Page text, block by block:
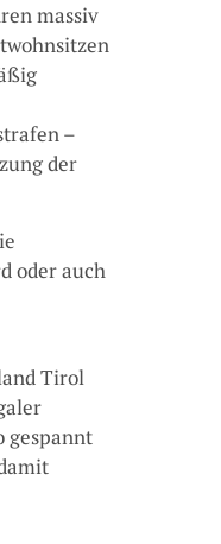
massiv
–
der
oder auch
Tirol
gespannt